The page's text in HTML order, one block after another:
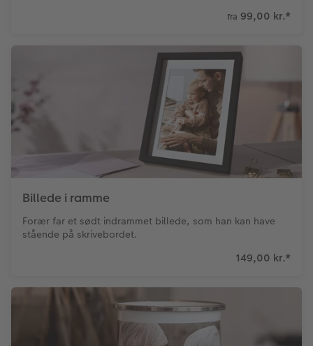
fra 99,00 kr.*
Billede i ramme
Forær far et sødt indrammet billede, som han kan have
stående på skrivebordet.
149,00 kr.*